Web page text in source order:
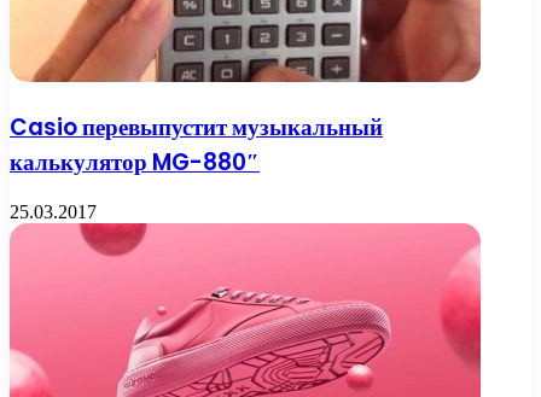
Casio перевыпустит музыкальный
калькулятор MG-880″
25.03.2017